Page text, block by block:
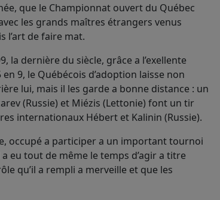
que le Championnat ouvert du Québec
les grands maîtres étrangers venus
l’art de faire mat.
la dernière du siècle, grâce a l’exellente
9, le Québécois d’adoption laisse non
lui, mais il les garde a bonne distance : un
(Russie) et Miézis (Lettonie) font un tir
internationaux Hébert et Kalinin (Russie).
occupé a participer a un important tournoi
eu tout de même le temps d’agir a titre
qu’il a rempli a merveille et que les